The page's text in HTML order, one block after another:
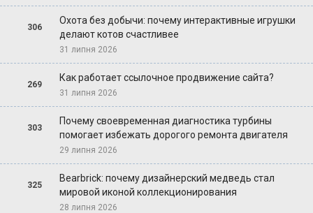
306
Охота без добычи: почему интерактивные игрушки
делают котов счастливее
31 липня 2026
269
Как работает ссылочное продвижение сайта?
31 липня 2026
303
Почему своевременная диагностика турбины
помогает избежать дорогого ремонта двигателя
29 липня 2026
325
Bearbrick: почему дизайнерский медведь стал
мировой иконой коллекционирования
28 липня 2026